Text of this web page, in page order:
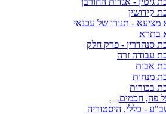
קידושין
מציעא - תנורו של עכנאי
בתרא
סנהדרין - פרק חלק
עבודה זרה
אבות
מנחות
בכורות
פה, חכמים
- כללי, היסטוריה